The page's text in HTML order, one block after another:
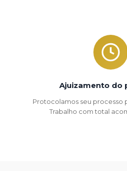
Ajuizamento do
Protocolamos seu processo
Trabalho com total